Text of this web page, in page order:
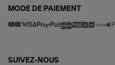
MODE DE PAIEMENT
SUIVEZ-NOUS